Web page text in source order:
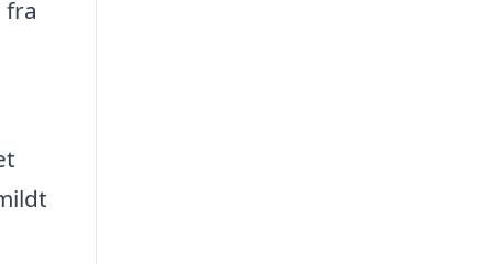
fra